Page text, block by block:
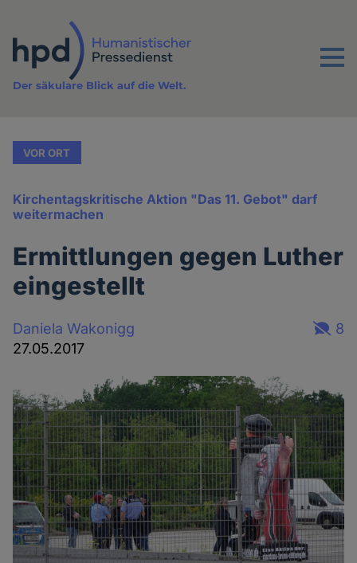
Inhalt
Menu
Der säkulare Blick auf die Welt.
VOR ORT
Kirchentagskritische Aktion "Das 11. Gebot" darf
weitermachen
Ermittlungen gegen Luther
eingestellt
Daniela Wakonigg
27.05.2017
8